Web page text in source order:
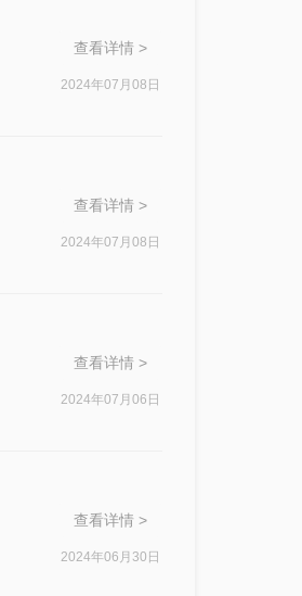
查看详情 >
2024年07月08日
查看详情 >
2024年07月08日
查看详情 >
2024年07月06日
查看详情 >
2024年06月30日